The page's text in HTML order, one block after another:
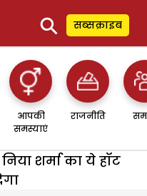
⚲ सब्सक्राइब
आपकी
समस्याएं
राजनीति
निया शर्मा का ये हॉट